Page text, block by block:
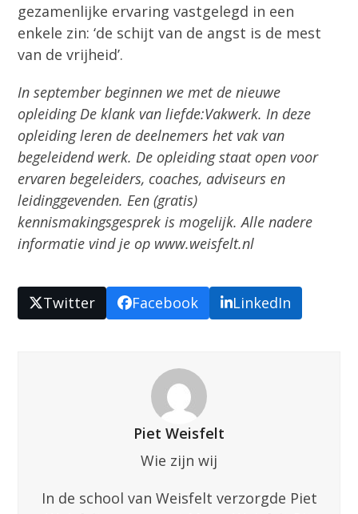
gezamenlijke ervaring vastgelegd in een
enkele zin: ‘de schijt van de angst is de mest
van de vrijheid’.
In september beginnen we met de nieuwe
opleiding De klank van liefde:Vakwerk. In deze
opleiding leren de deelnemers het vak van
begeleidend werk. De opleiding staat open voor
ervaren begeleiders, coaches, adviseurs en
leidinggevenden. Een (gratis)
kennismakingsgesprek is mogelijk. Alle nadere
informatie vind je op www.weisfelt.nl
Twitter Facebook LinkedIn
Piet Weisfelt
Wie zijn wij
In de school van Weisfelt verzorgde Piet